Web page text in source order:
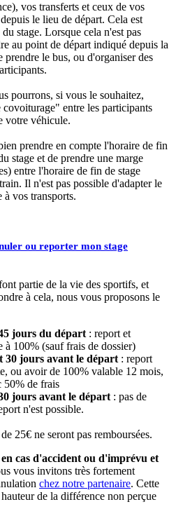
vos transferts et ceux de vos
le lieu de départ. Cela est
stage. Lorsque cela n'est pas
au point de départ indiqué depuis la
prendre le bus, ou d'organiser des
pourrons, si vous le souhaitez,
covoiturage" entre les participants
votre véhicule.
prendre en compte l'horaire de fin
stage et de prendre une marge
entre l'horaire de fin de stage
Il n'est pas possible d'adapter le
vos transports.
ou reporter mon stage
partie de la vie des sportifs, et
à cela, nous vous proposons le
jours du départ : report et
à 100% (sauf frais de dossier)
30 jours avant le départ : report
ou avoir de 100% valable 12 mois,
50% de frais
jours avant le départ : pas de
n'est possible.
25€ ne seront pas remboursées.
cas d'accident ou d'imprévu et
vous invitons très fortement
chez notre partenaire. Cette
de la différence non perçue